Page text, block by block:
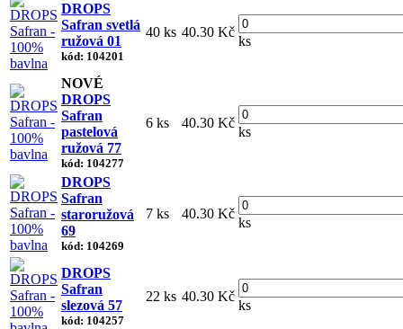
DROPS
Safran svetlá
ružová 01
kód: 104201
40 ks 40.30 Kč
ks
NOVÉ
DROPS
Safran
pastelová
ružová 77
kód: 104277
6 ks 40.30 Kč
ks
DROPS
Safran
staroružová
69
kód: 104269
7 ks 40.30 Kč
ks
DROPS
Safran
slezová 57
kód: 104257
22 ks 40.30 Kč
ks